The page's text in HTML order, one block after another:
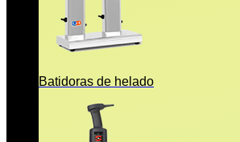
Batidoras de helado